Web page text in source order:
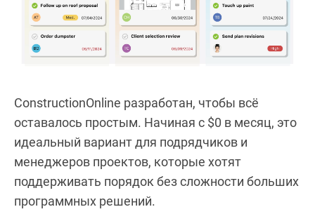
ConstructionOnline разработан, чтобы всё
оставалось простым. Начиная с $0 в месяц, это
идеальный вариант для подрядчиков и
менеджеров проектов, которые хотят
поддерживать порядок без сложности больших
программных решений.